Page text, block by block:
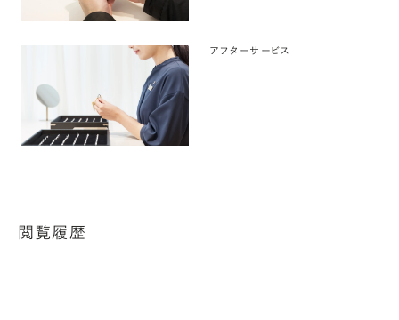
アフターサービス
閲覧履歴